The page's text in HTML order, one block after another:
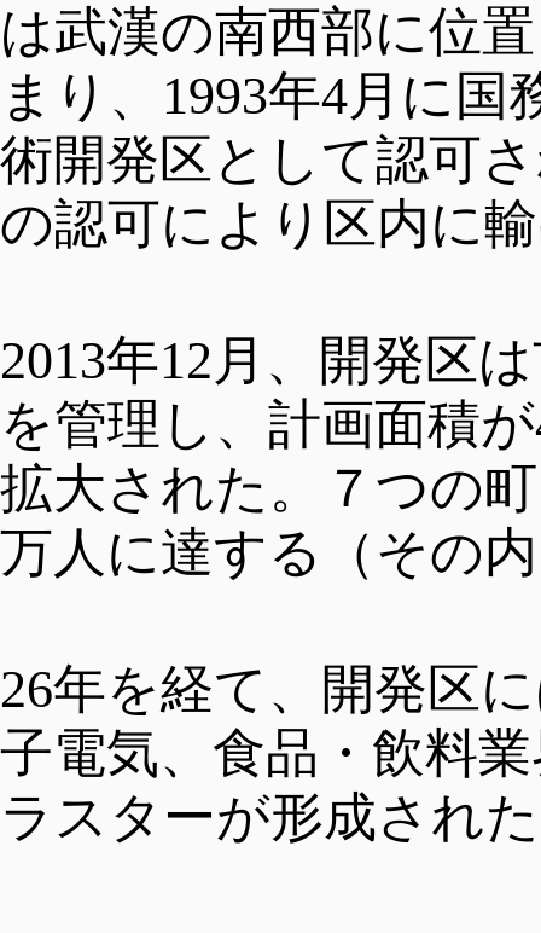
政策
プロジェクト
人材政策
監督・管理機構
交通機関
ビザ
教育
医療サービス
観光
宿泊
中文
ENGLISH
DEUTSCH
は武漢の南西部に位
まり、1993年4月に
術開発区として認可
の認可により区内に
2013年12月、開発区
を管理し、計画面積
拡大された。７つの
万人に達する（その
26年を経て、開発区
子電気、食品・飲料
ラスターが形成され